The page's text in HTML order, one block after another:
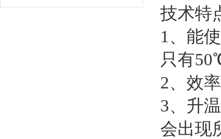
技术特
1、能
只有
2、效
3、升
会出现